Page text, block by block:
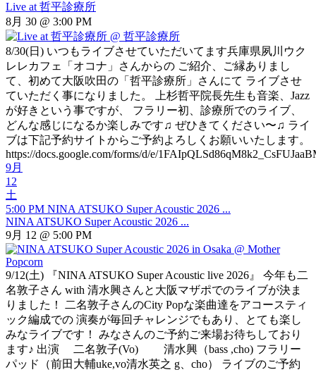
Live at 哲平診療所
8月 30 @ 3:00 PM
8/30(日) いつもライブさせていただいてます兵庫県夙川ウク
レレカフェ「オコナ」さんからの ご紹介、ご縁ありまし
て、初めて大阪吹田の「哲平診療所」さんにて ライブさせ
ていただく事になりました。 上杉哲平院長先生も音楽、Jazz
が好きという事ですが、 フラリー初、診療所でのライブ、
どんな感じになるか楽しみです♫ ぜひきてください〜♫ ライ
ブは下記予約サイトからご予約よろしくお願いいたします。
https://docs.google.com/forms/d/e/
9月
12
土
5:00 PM NINA ATSUKO Super Acoustic 2026 ...
NINA ATSUKO Super Acoustic 2026 ...
9月 12 @ 5:00 PM
9/12(土) 『NINA ATSUKO Super Acoustic live 2026』 今年も二
名敦子さん with 清水興さんと大阪マザポでのライブが決ま
りました！ 二名敦子さんのCity Popな楽曲達をアコースティ
ック編成での 演奏が毎回チャレンジでもあり、とても楽し
みなライブです！ みなさんのご予約ご来場お待ちしており
ます♪ 出演 二名敦子(Vo) 清水興（bass ,cho) フラリー
パッド（前田大輔uke,vo清水英之 g、cho） ライブのご予約